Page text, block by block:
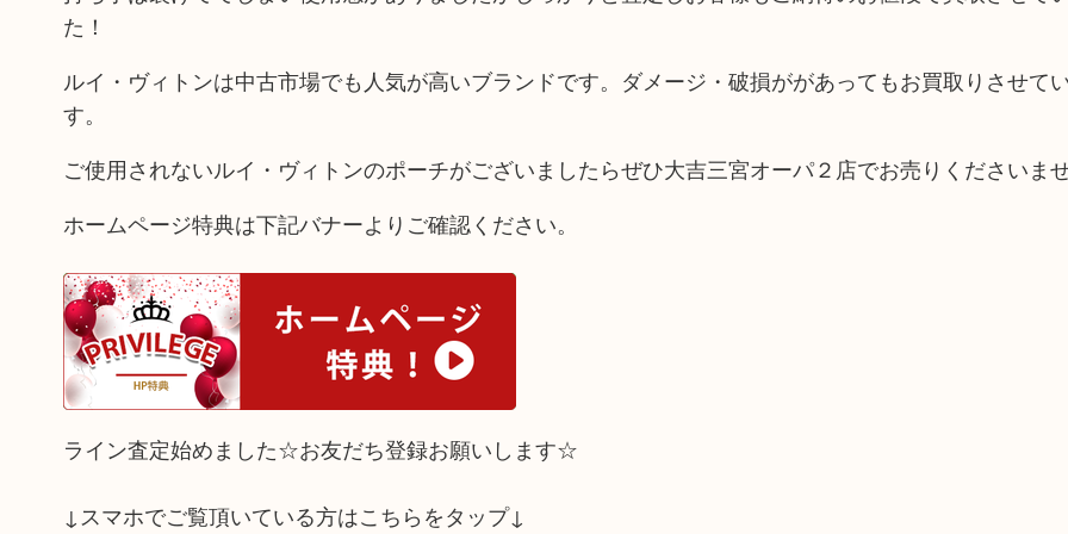
た！
ルイ・ヴィトンは中古市場でも人気が高いブランドです。ダメージ・破損ががあってもお買取りさせて
す。
ご使用されないルイ・ヴィトンのポーチがございましたらぜひ大吉三宮オーパ２店でお売りくださいま
ホームページ特典は下記バナーよりご確認ください。
ライン査定始めました☆お友だち登録お願いします☆
↓スマホでご覧頂いている方はこちらをタップ↓